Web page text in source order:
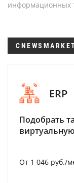
информационных
ERP
Подобрать
От 1 046 руб./